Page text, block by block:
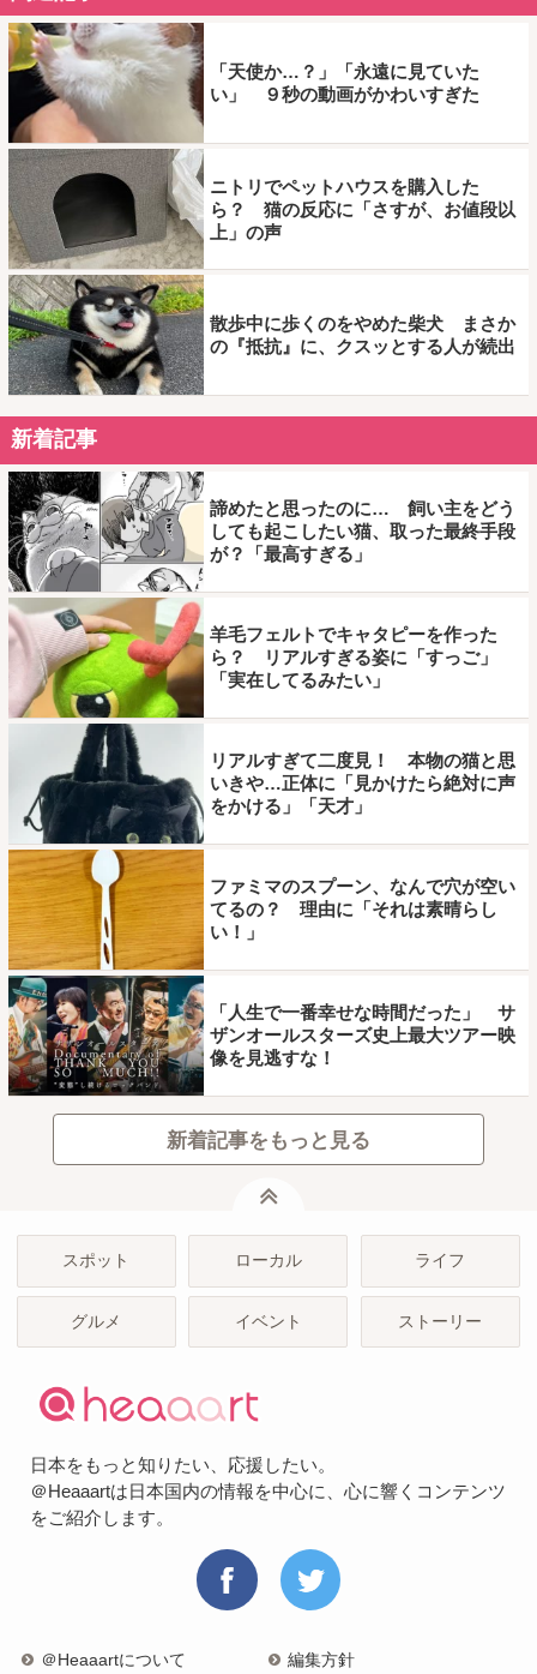
「天使か…？」「永遠に見ていた
い」 ９秒の動画がかわいすぎた
ニトリでペットハウスを購入した
ら？ 猫の反応に「さすが、お値段以
上」の声
散歩中に歩くのをやめた柴犬 まさか
の『抵抗』に、クスッとする人が続出
新着記事
諦めたと思ったのに… 飼い主をどう
しても起こしたい猫、取った最終手段
が？「最高すぎる」
羊毛フェルトでキャタピーを作った
ら？ リアルすぎる姿に「すっご」
「実在してるみたい」
リアルすぎて二度見！ 本物の猫と思
いきや…正体に「見かけたら絶対に声
をかける」「天才」
ファミマのスプーン、なんで穴が空い
てるの？ 理由に「それは素晴らし
い！」
「人生で一番幸せな時間だった」 サ
ザンオールスターズ史上最大ツアー映
像を見逃すな！
新着記事をもっと見る
スポット ローカル ライフ
グルメ イベント ストーリー
日本をもっと知りたい、応援したい。
＠Heaaartは日本国内の情報を中心に、心に響くコンテンツ
をご紹介します。
＠Heaaartについて 編集方針